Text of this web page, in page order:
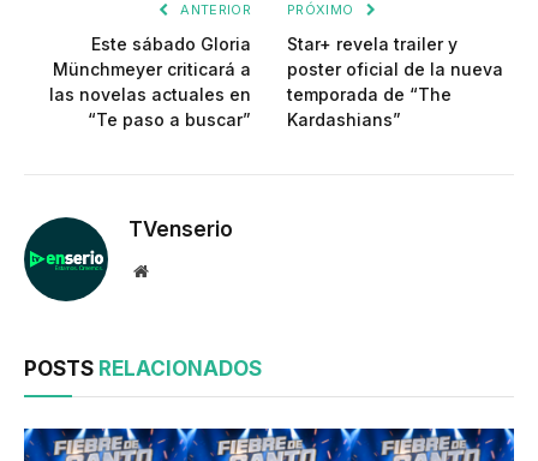
ANTERIOR
Este sábado Gloria
Münchmeyer criticará a
las novelas actuales en
“Te paso a buscar”
PRÓXIMO
Star+ revela trailer y
poster oficial de la nueva
temporada de “The
Kardashians”
TVenserio
Website
POSTS RELACIONADOS